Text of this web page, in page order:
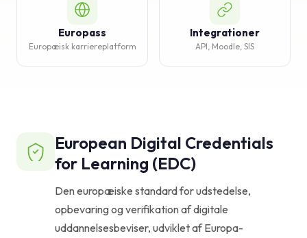
Europass
Europæisk karriereplatform
Integrationer
API, Moodle, SIS
European Digital Credentials
for Learning (EDC)
Den europæiske standard for udstedelse,
opbevaring og verifikation af digitale
uddannelsesbeviser, udviklet af Europa-